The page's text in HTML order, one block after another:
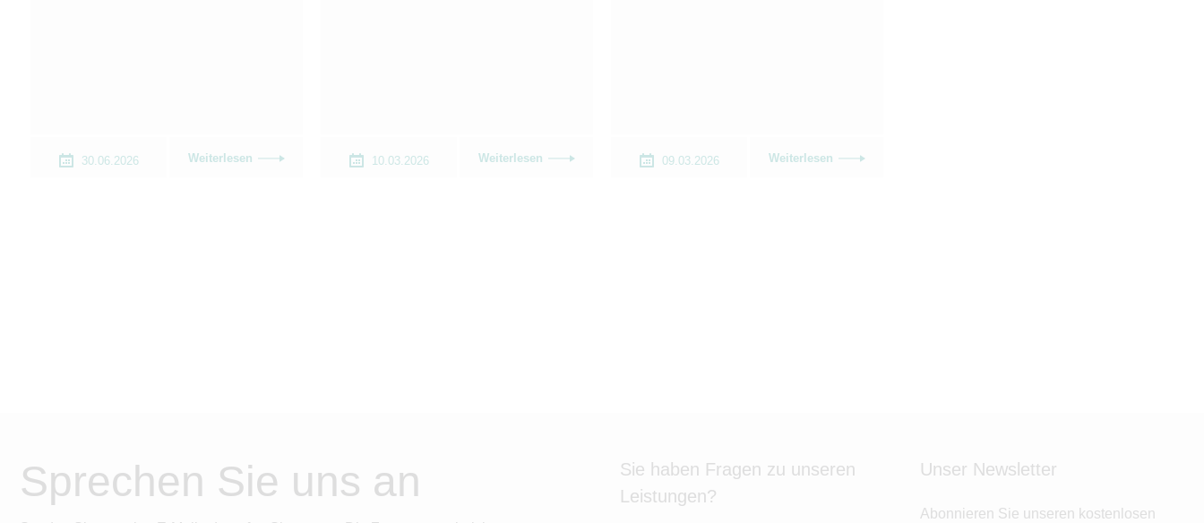
30.06.2026 Weiterlesen 10.03.2026 Weiterlesen 09.03.2026 Weiterlesen
Sprechen Sie uns an
Sie haben Fragen zu unseren
Leistungen?
Unser Newsletter
Abonnieren Sie unseren kostenlosen